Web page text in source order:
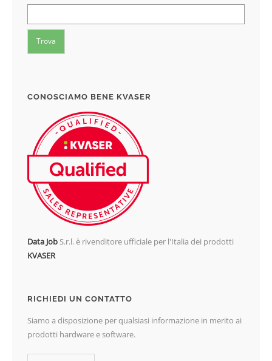
CONOSCIAMO BENE KVASER
Data JobS.r.l. è rivenditore ufficiale per l'Italia dei prodotti
KVASER
RICHIEDI UN CONTATTO
Siamo a disposizione per qualsiasi informazione in merito ai
prodotti hardware e software.